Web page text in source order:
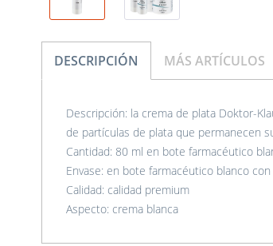
DESCRIPCIÓN MÁS ARTÍCULOS
Descripción: la crema de plata Doktor-
de partículas de plata que permanecen
Cantidad: 80 ml en bote farmacéutico
Envase: en bote farmacéutico blanco
Calidad: calidad premium
Aspecto: crema blanca